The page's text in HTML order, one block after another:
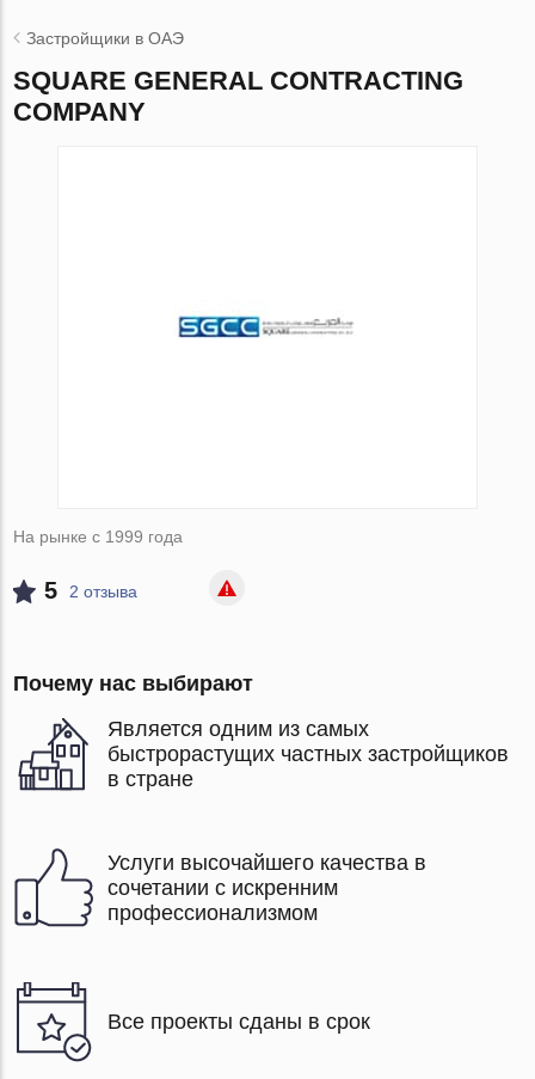
Застройщики в ОАЭ
SQUARE GENERAL CONTRACTING
COMPANY
На рынке с 1999 года
5 2 отзыва
Почему нас выбирают
Является одним из самых
быстрорастущих частных застройщиков
в стране
Услуги высочайшего качества в
сочетании с искренним
профессионализмом
Все проекты сданы в срок